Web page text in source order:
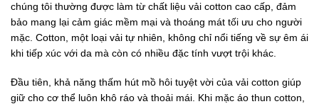
chúng tôi thường được làm từ chất liệu vải cotton cao cấp, đảm
bảo mang lại cảm giác mềm mại và thoáng mát tối ưu cho người
mặc. Cotton, một loại vải tự nhiên, không chỉ nổi tiếng về sự êm ái
khi tiếp xúc với da mà còn có nhiều đặc tính vượt trội khác.
Đầu tiên, khả năng thấm hút mồ hôi tuyệt vời của vải cotton giúp
giữ cho cơ thể luôn khô ráo và thoải mái. Khi mặc áo thun cotton,